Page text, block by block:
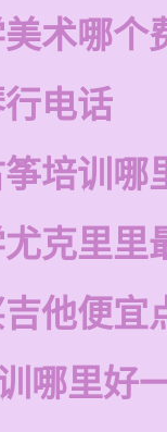
术哪个
电话
培训哪
克里里
他便宜
哪里好